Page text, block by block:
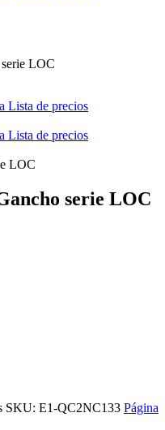
LOC
Lista de precios
Lista de precios
serie LOC
SKU: E1-QC2NC133 Página